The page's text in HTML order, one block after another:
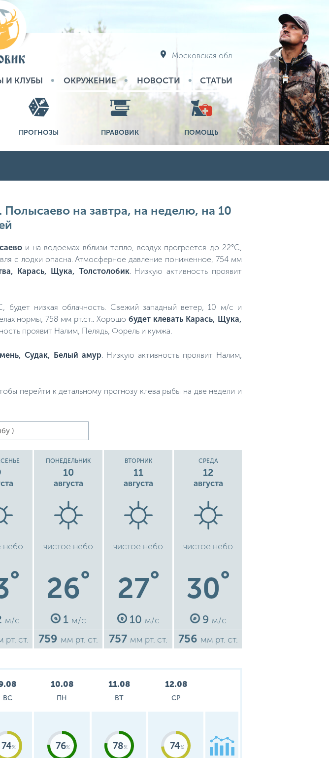
Московская обл
И КЛУБЫ ОКРУЖЕНИЕ НОВОСТИ СТАТЬИ
ПРОГНОЗЫ ПРАВОВИК ПОМОЩЬ
Полысаево на завтра, на неделю, на 10
и на водоемах вблизи тепло, воздух прогреется до 22°C,
с лодки опасна. Атмосферное давление пониженное, 754 мм
Карась, Щука, Толстолобик . Низкую активность проявит
будет низкая облачность. Свежий западный ветер, 10 м/с и
нормы, 758 мм рт.ст.. Хорошобудет клевать Карась, Щука,
проявит Налим, Пелядь, Форель и кумжа.
Судак, Белый амур . Низкую активность проявит Налим,
перейти к детальному прогнозу клева рыбы на две недели и
небо
°
м/с
рт. ст.
ПОНЕДЕЛЬНИК
10
августа
чистое небо
26°
1 м/с
759 мм рт. ст.
ВТОРНИК
11
августа
чистое небо
27°
10 м/с
757 мм рт. ст.
СРЕДА
12
августа
чистое небо
30°
9 м/с
756 мм рт. ст.
ВС
10.08
ПН
11.08
ВТ
12.08
СР
74 76 78 74